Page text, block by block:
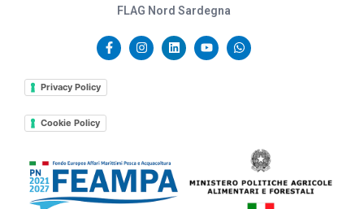
FLAG Nord Sardegna
Privacy Policy
Cookie Policy